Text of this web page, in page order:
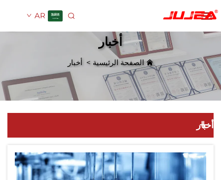
AR
أخبار
الصفحة الرئيسية>أخبار